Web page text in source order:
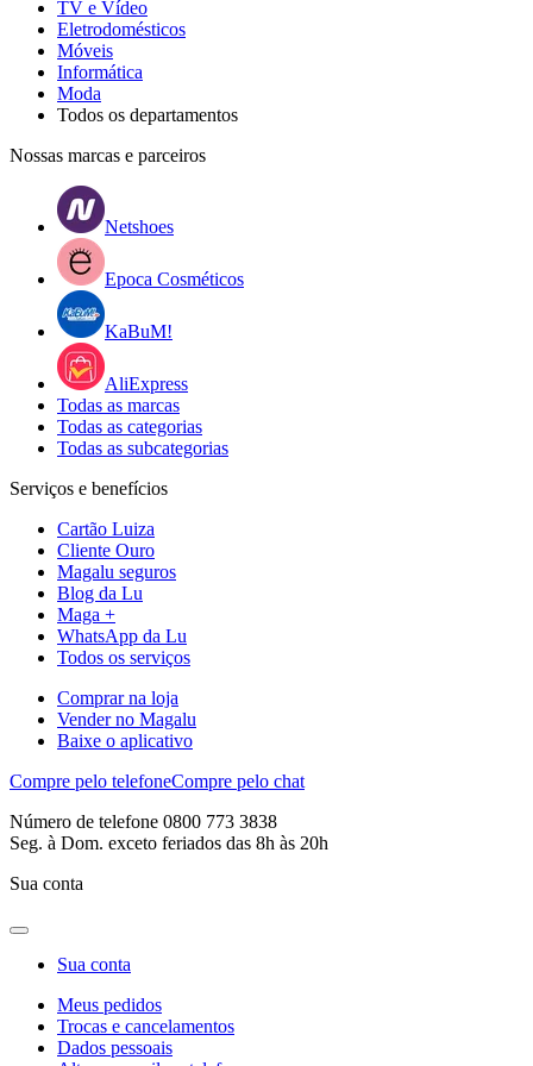
TV e Vídeo
Eletrodomésticos
Móveis
Informática
Moda
Todos os departamentos
Nossas marcas e parceiros
Netshoes
Epoca Cosméticos
KaBuM!
AliExpress
Todas as marcas
Todas as categorias
Todas as subcategorias
Serviços e benefícios
Cartão Luiza
Cliente Ouro
Magalu seguros
Blog da Lu
Maga +
WhatsApp da Lu
Todos os serviços
Comprar na loja
Vender no Magalu
Baixe o aplicativo
Compre pelo telefoneCompre pelo chat
Número de telefone 0800 773 3838
Seg. à Dom. exceto feriados das 8h às 20h
Sua conta
Sua conta
Meus pedidos
Trocas e cancelamentos
Dados pessoais